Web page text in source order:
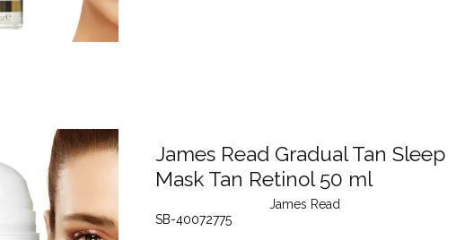
James Read Gradual Tan Sleep
Mask Tan Retinol 50 ml
James Read
SB-40072775